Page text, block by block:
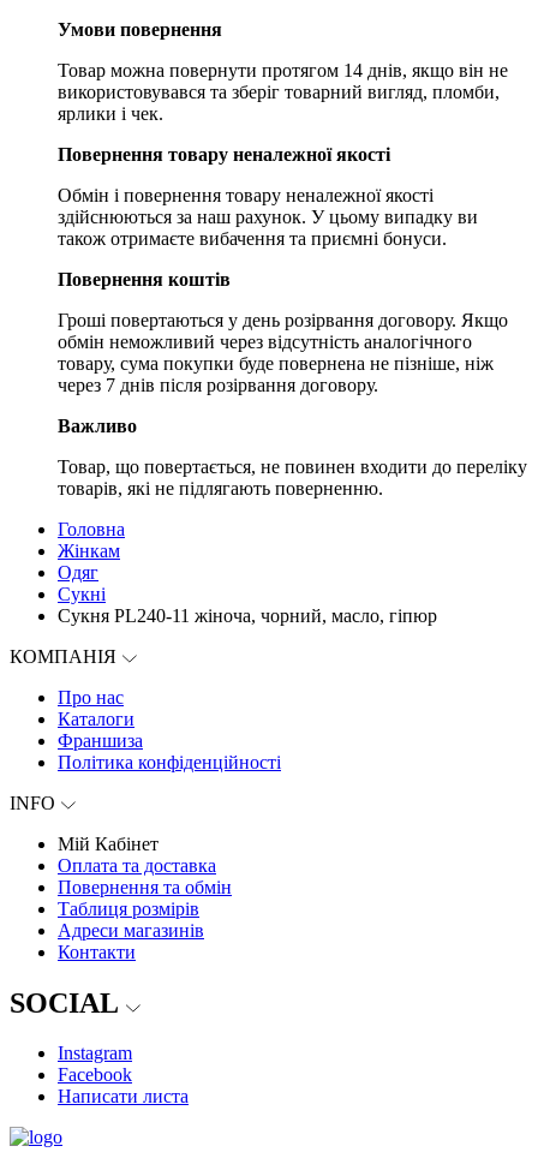
Умови повернення
Товар можна повернути протягом 14 днів, якщо він не
використовувався та зберіг товарний вигляд, пломби,
ярлики і чек.
Повернення товару неналежної якості
Обмін і повернення товару неналежної якості
здійснюються за наш рахунок. У цьому випадку ви
також отримаєте вибачення та приємні бонуси.
Повернення коштів
Гроші повертаються у день розірвання договору. Якщо
обмін неможливий через відсутність аналогічного
товару, сума покупки буде повернена не пізніше, ніж
через 7 днів після розірвання договору.
Важливо
Товар, що повертається, не повинен входити до переліку
товарів, які не підлягають поверненню.
Головна
Жінкам
Одяг
Сукні
Сукня PL240-11 жіноча, чорний, масло, гіпюр
КОМПАНІЯ
Про нас
Каталоги
Франшиза
Політика конфіденційності
INFO
Мій Кабінет
Оплата та доставка
Повернення та обмін
Таблиця розмірів
Адреси магазинів
Контакти
SOCIAL
Instagram
Facebook
Написати листа